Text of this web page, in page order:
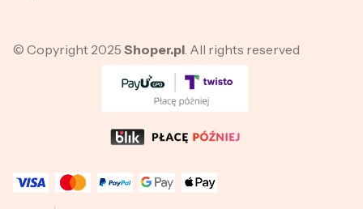
© Copyright 2025 Shoper.pl. All rights reserved